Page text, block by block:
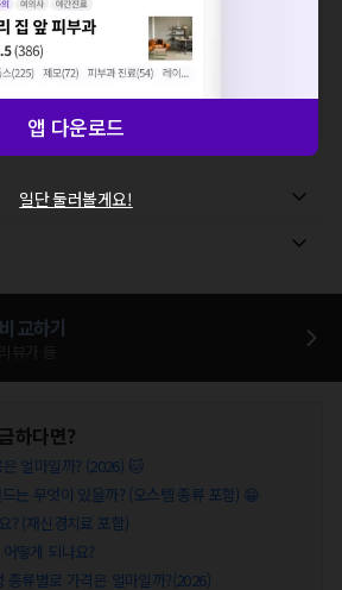
비용 등으로 실제 가격과 상이할 수 있으니, 정확
직접 문의해주세요.
험심사평가원
에 고지되어 있는 급여 진료 기준 가
합적인 비용이 추가되어, 병원마다 금액이 다르게
니다.)
포함
교하기
하다면?
얼마일까? (2026) 🐱
는 무엇이 있을까? (오스템 종류 포함) 😁
? (재신경치료 포함)
떻게 되나요?
종류별로 가격은 얼마일까?(2026)
앱 다운로드
일단 둘러볼게요!